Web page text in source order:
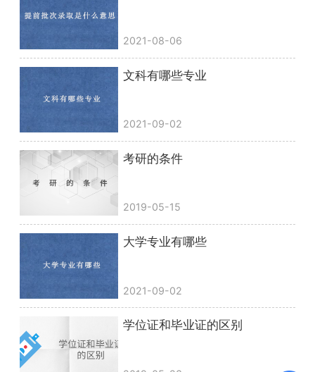
2021-08-06
文科有哪些专业
2021-09-02
考研的条件
2019-05-15
大学专业有哪些
2021-09-02
学位证和毕业证的区别